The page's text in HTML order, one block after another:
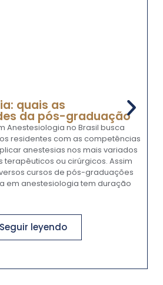
quais as
da pós-graduação
Anestesiologia no Brasil busca
residentes com as competências
anestesias nos mais variados
terapêuticos ou cirúrgicos. Assim
cursos de pós-graduações
em anestesiologia tem duração
Seguir leyendo